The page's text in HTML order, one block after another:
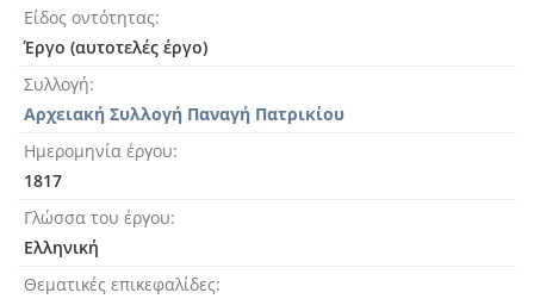
Είδος οντότητας
Έργο (αυτοτελές έργο)
Συλλογή
Αρχειακή Συλλογή Παναγή Πατρικίου
Ημερομηνία έργου
1817
Γλώσσα του έργου
Ελληνική
Θεματικές επικεφαλίδες